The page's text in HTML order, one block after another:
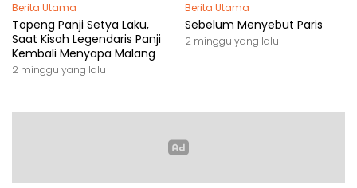
Berita Utama
Topeng Panji Setya Laku,
Saat Kisah Legendaris Panji
Kembali Menyapa Malang
2 minggu yang lalu
Berita Utama
Sebelum Menyebut Paris
2 minggu yang lalu